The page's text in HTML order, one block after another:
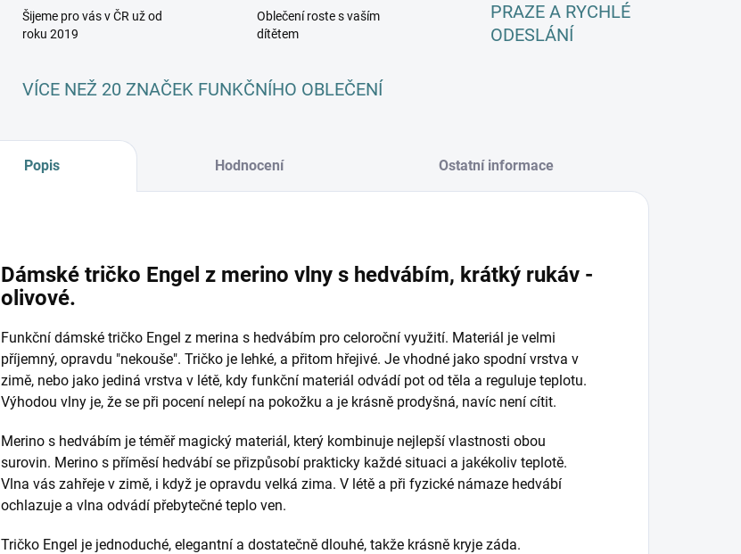
Šijeme pro vás v ČR už od
roku 2019
Oblečení roste s vaším
dítětem
PRAZE A RYCHLÉ
ODESLÁNÍ
VÍCE NEŽ 20 ZNAČEK FUNKČNÍHO OBLEČENÍ
Popis Hodnocení Ostatní informace
Dámské tričko Engel z merino vlny s hedvábím, krátký rukáv -
olivové.
Funkční dámské tričko Engel z merina s hedvábím pro celoroční využití. Materiál je velmi
příjemný, opravdu "nekouše". Tričko je lehké, a přitom hřejivé. Je vhodné jako spodní vrstva v
zimě, nebo jako jediná vrstva v létě, kdy funkční materiál odvádí pot od těla a reguluje teplotu.
Výhodou vlny je, že se při pocení nelepí na pokožku a je krásně prodyšná, navíc není cítit.
Merino s hedvábím je téměř magický materiál, který kombinuje nejlepší vlastnosti obou
surovin. Merino s příměsí hedvábí se přizpůsobí prakticky každé situaci a jakékoliv teplotě.
Vlna vás zahřeje v zimě, i když je opravdu velká zima. V létě a při fyzické námaze hedvábí
ochlazuje a vlna odvádí přebytečné teplo ven.
Tričko Engel je jednoduché, elegantní a dostatečně dlouhé, takže krásně kryje záda.